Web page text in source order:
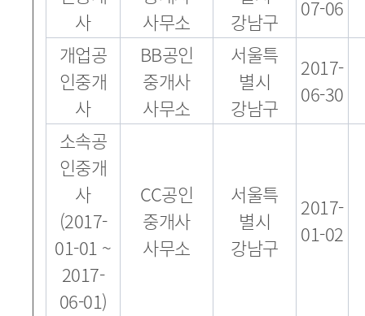
사
사무소
강남구
07-06
개업공
인중개
사
BB공인
중개사
사무소
서울특
별시
강남구
2017-
06-30
소속공
인중개
사
(2017-
01-01 ~
2017-
06-01)
CC공인
중개사
사무소
서울특
별시
강남구
2017-
01-02